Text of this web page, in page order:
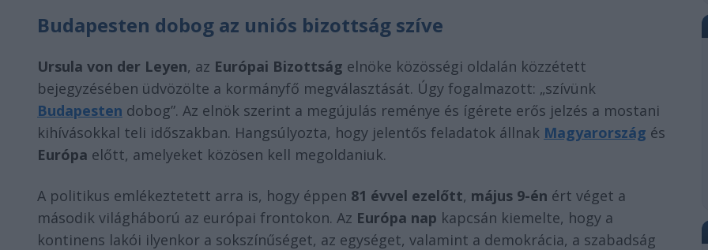
Budapesten dobog az uniós bizottság szíve
Ursula von der Leyen, az Európai Bizottság elnöke közösségi oldalán közzétett
bejegyzésében üdvözölte a kormányfő megválasztását. Úgy fogalmazott: „szívünk
Budapesten dobog”. Az elnök szerint a megújulás reménye és ígérete erős jelzés a mostani
kihívásokkal teli időszakban. Hangsúlyozta, hogy jelentős feladatok állnak Magyarország és
Európa előtt, amelyeket közösen kell megoldaniuk.
A politikus emlékeztetett arra is, hogy éppen 81 évvel ezelőtt, május 9-én ért véget a
második világháború az európai frontokon. Az Európa nap kapcsán kiemelte, hogy a
kontinens lakói ilyenkor a sokszínűséget, az egységet, valamint a demokrácia, a szabadság